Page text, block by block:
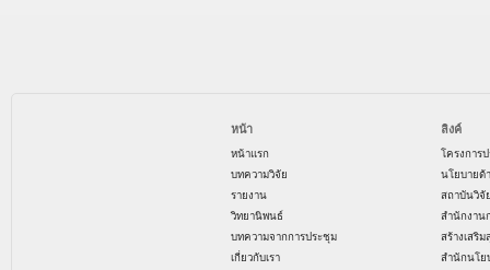
หน้า
หน้าแรก
บทความวิจัย
รายงาน
วิทยานิพนธ์
บทความจากการประชุม
เกี่ยวกับเรา
ลิงค์
โครงการ
นโยบายด้
สถาบันวิจั
สำนักงาน
สร้างเสริ
สำนักนโย